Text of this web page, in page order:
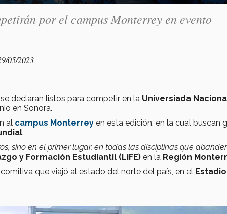
por el campus Monterrey en evento
05/2023
declaran listos para competir en la Universiada
en Sonora.
al campus Monterrey en esta edición, en la cual buscan
.
sino en el primer lugar, en todas las disciplinas que
y Formación Estudiantil (LiFE) en la Región
que viajó al estado del norte del país, en el Estadio